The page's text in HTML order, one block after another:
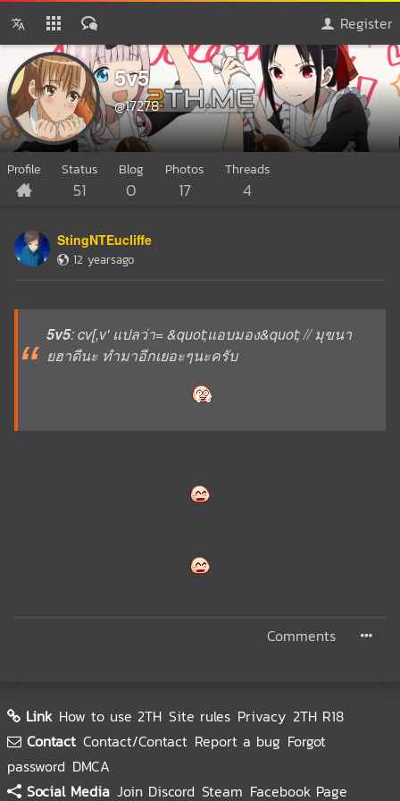
Register
5v5
@17278
Profile Status
51
Blog
0
Photos
17
Threads
4
StingNTEucliffe
12 yearsago
5v5: cv[,v' แปลว่า= &quot;แอบมอง&quot; // มุขนา
ยฮาดีนะ ทำมาอีกเยอะๆนะครับ
Comments
Link How to use 2TH Site rules Privacy 2TH R18
Contact Contact/Contact Report a bug Forgot
password DMCA
Social Media Join Discord Steam Facebook Page